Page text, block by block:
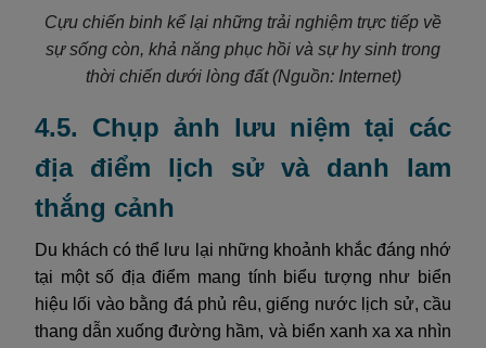
Cựu chiến binh kể lại những trải nghiệm trực tiếp về
sự sống còn, khả năng phục hồi và sự hy sinh trong
thời chiến dưới lòng đất(Nguồn: Internet)
4.5. Chụp ảnh lưu niệm tại các
địa điểm lịch sử và danh lam
thắng cảnh
Du khách có thể lưu lại những khoảnh khắc đáng nhớ
tại một số địa điểm mang tính biểu tượng như biển
hiệu lối vào bằng đá phủ rêu, giếng nước lịch sử, cầu
thang dẫn xuống đường hầm, và biển xanh xa xa nhìn